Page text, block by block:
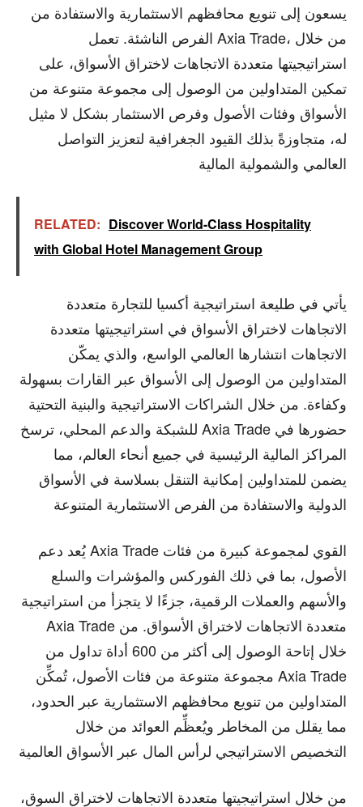
يسعون إلى تنويع محافظهم الاستثمارية والاستفادة من
الفرص الناشئة. تعمل Axia Trade، من خلال
استراتيجيتها متعددة الاتجاهات لاختراق الأسواق، على
تمكين المتداولين من الوصول إلى مجموعة متنوعة من
الأسواق وفئات الأصول وفرص الاستثمار بشكل لا مثيل
له، متجاوزةً بذلك القيود الجغرافية لتعزيز التواصل
العالمي والشمولية المالية
RELATED: Discover World-Class Hospitality
with Global Hotel Management Group
يأتي في طليعة استراتيجية أكسيا للتجارة متعددة
الاتجاهات لاختراق الأسواق في استراتيجيتها متعددة
الاتجاهات انتشارها العالمي الواسع، والذي يمكّن
المتداولين من الوصول إلى الأسواق عبر القارات بسهولة
وكفاءة. من خلال الشراكات الاستراتيجية والبنية التحتية
للشبكة والدعم المحلي، ترسخ Axia Trade حضورها في
المراكز المالية الرئيسية في جميع أنحاء العالم، مما
يضمن للمتداولين إمكانية التنقل بسلاسة في الأسواق
الدولية والاستفادة من الفرص الاستثمارية المتنوعة
يُعد دعم Axia Trade القوي لمجموعة كبيرة من فئات
الأصول، بما في ذلك الفوركس والمؤشرات والسلع
والأسهم والعملات الرقمية، جزءًا لا يتجزأ من استراتيجية
Axia Trade متعددة الاتجاهات لاختراق الأسواق. من
خلال إتاحة الوصول إلى أكثر من 600 أداة تداول من
مجموعة متنوعة من فئات الأصول، تُمكِّن Axia Trade
المتداولين من تنويع محافظهم الاستثمارية عبر الحدود،
مما يقلل من المخاطر ويُعظِّم العوائد من خلال
التخصيص الاستراتيجي لرأس المال عبر الأسواق العالمية
من خلال استراتيجيتها متعددة الاتجاهات لاختراق السوق،